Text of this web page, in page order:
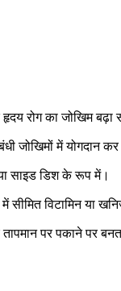
रोग का जोखिम बढ़ा
जोखिमों में योगदान
साइड डिश के रूप में।
विटामिन या
तापमान पर पकाने पर